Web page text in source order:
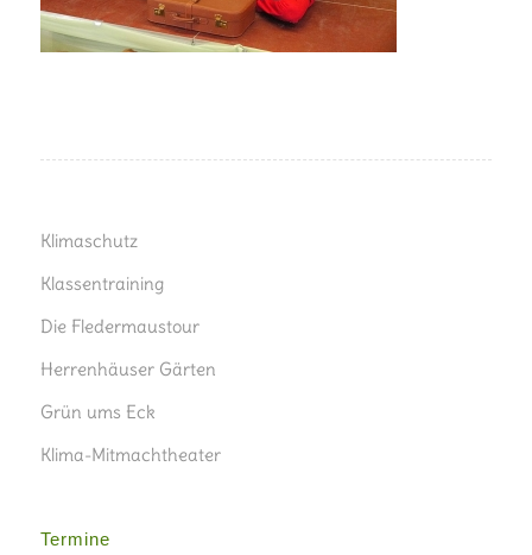
Klimaschutz
Klassentraining
Die Fledermaustour
Herrenhäuser Gärten
Grün ums Eck
Klima-Mitmachtheater
Termine